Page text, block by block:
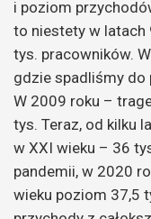
i poziom
to niestety w latach
tys. pracowników.
gdzie spadliśmy do
W 2009 roku –
tys. Teraz, od kilku
w XXI wieku – 36
pandemii, w 2020
wieku poziom 37,5